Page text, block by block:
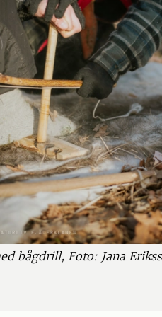
bågdrill, Foto: Jana